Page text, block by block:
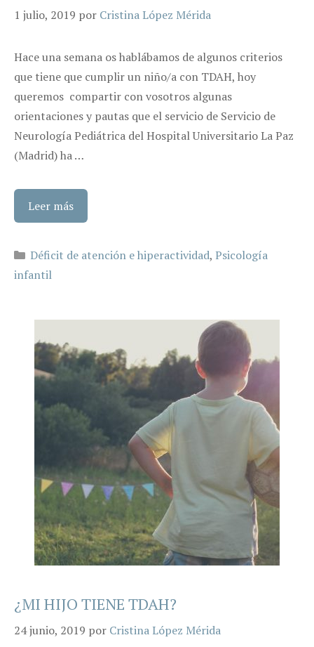
1 julio, 2019 por Cristina López Mérida
Hace una semana os hablábamos de algunos criterios
que tiene que cumplir un niño/a con TDAH, hoy
queremos compartir con vosotros algunas
orientaciones y pautas que el servicio de Servicio de
Neurología Pediátrica del Hospital Universitario La Paz
(Madrid) ha …
Leer más
Categorías
Déficit de atención e hiperactividad, Psicología
infantil
¿MI HIJO TIENE TDAH?
24 junio, 2019 por Cristina López Mérida